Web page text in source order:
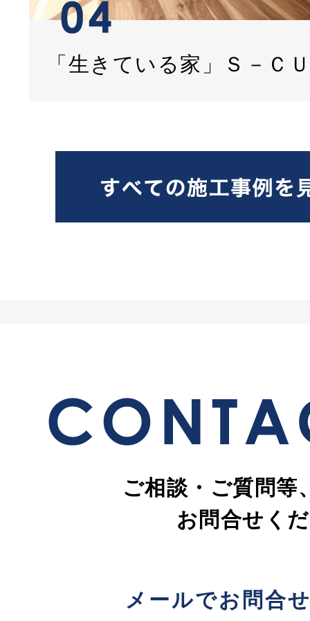
「生きている家」Ｓ－Ｃ
ご相談・ご質問等
お問合せく
メールでお問合